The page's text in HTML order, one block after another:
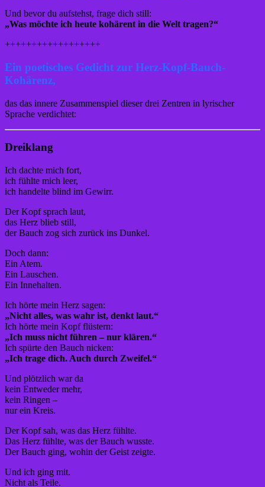
Und bevor du aufstehst, frage dich still:
„Was möchte ich heute kohärent in die Welt tragen?“
++++++++++++++++++
Ein poetisches Gedicht zur Herz-Kopf-Bauch-
Kohärenz,
das das innere Zusammenspiel dieser drei Zentren in lyrischer
Sprache verdichtet:
Dreiklang
Ich dachte mich fort,
ich fühlte mich leer,
ich handelte blind im Gewirr.
Der Kopf sprach laut,
das Herz blieb still,
der Bauch zog sich zurück ins Dunkel.
Doch dann:
Ein Atem.
Ein Lauschen.
Ein Innehalten.
Ich hörte mein Herz sagen:
„Nicht alles, was wahr ist, denkt laut.“
Ich hörte mein Kopf flüstern:
„Ich muss nicht führen – nur klären.“
Ich spürte den Bauch nicken:
„Ich trage dich. Auch durch Zweifel.“
Und plötzlich war da
kein Entweder mehr,
kein Ringen –
nur ein Kreis.
Der Kopf sah, was das Herz fühlte.
Das Herz fühlte, was der Bauch wusste.
Der Bauch ging, wohin der Geist zeigte.
Und ich ging mit.
Nicht als Teile.